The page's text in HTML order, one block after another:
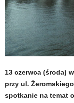
13 czerwca (środa)
przy ul.
spotkanie na temat